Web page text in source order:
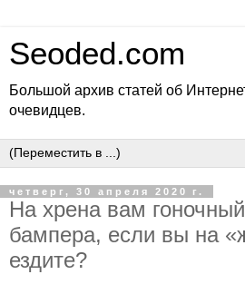
Seoded.com
Большой архив статей об
очевидцев.
четверг, 30 апреля 2020 г.
На хрена вам
бампера, если вы на
ездите?